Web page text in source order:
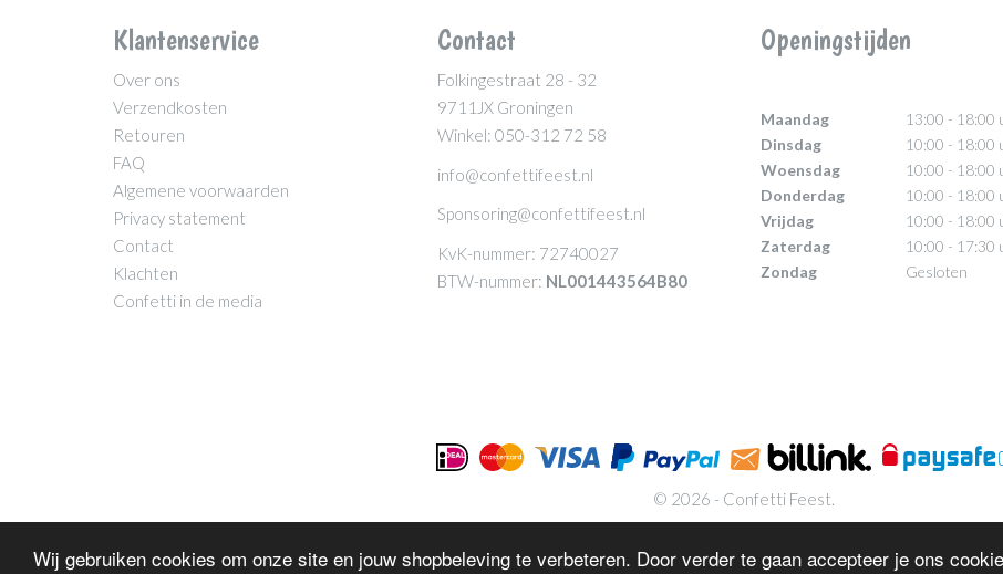
Wij gebruiken cookies om onze site en jouw shopbeleving te verbeteren. Door verder te gaan accepteer je ons
Klantenservice
Over ons
Verzendkosten
Retouren
FAQ
Algemene voorwaarden
Privacy statement
Contact
Klachten
Confetti in de media
Contact
Folkingestraat 28 - 32
9711JX Groningen
Winkel: 050-312 72 58
info@confettifeest.nl
Sponsoring@confettifeest.nl
KvK-nummer: 72740027
BTW-nummer: NL001443564B80
Openingstijden
Maandag
13:00 - 18:00
Dinsdag
10:00 - 18:00
Woensdag
10:00 - 18:00
Donderdag
10:00 - 18:00
Vrijdag
10:00 - 18:00
Zaterdag
10:00 - 17:30
Zondag
Gesloten
© 2026 - Confetti Feest.